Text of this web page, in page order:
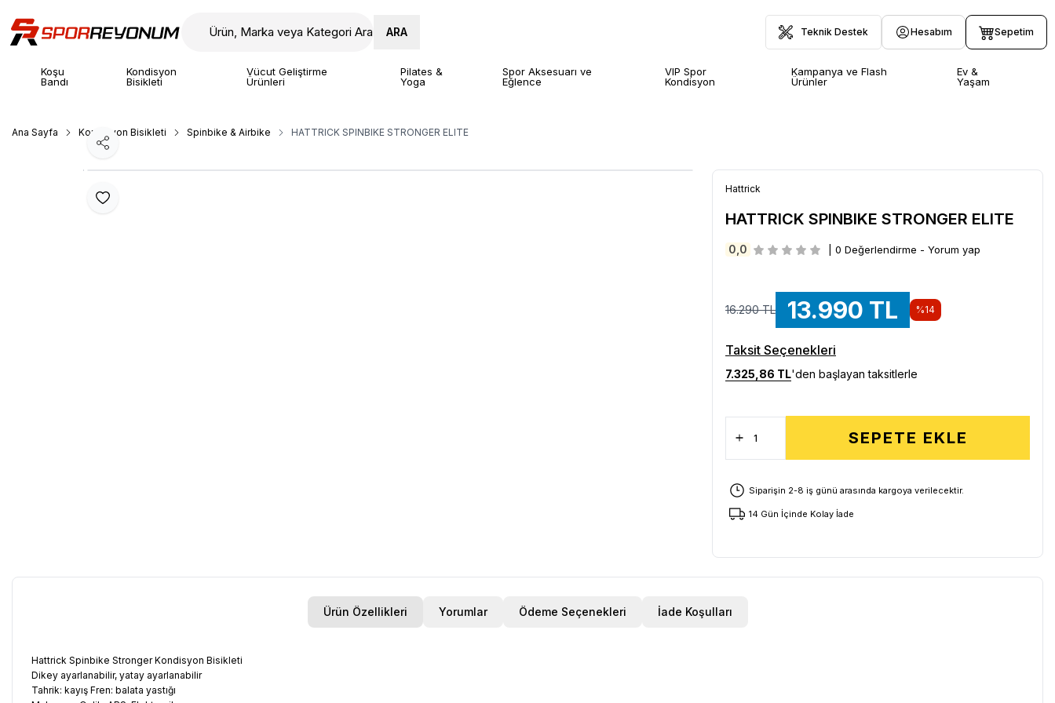
ARA Teknik Destek Hesabım Sepetim
Koşu
Bandı
Kondisyon
Bisikleti
Vücut Geliştirme
Ürünleri
Pilates &
Yoga
Spor Aksesuarı ve
Eğlence
VIP Spor
Kondisyon
Kampanya ve Flash
Ürünler
Ev &
Yaşam
Ana Sayfa Kondisyon Bisikleti Spinbike & Airbike HATTRICK SPINBIKE STRONGER ELITE
Favoriye Ekle
Paylaş
Hattrick
HATTRICK SPINBIKE STRONGER ELITE
0,0 | 0 Değerlendirme - Yorum yap
16.290TL 13.990 TL %14
Taksit Seçenekleri
7.325,86 TL'den başlayan taksitlerle
SEPETE EKLE
Siparişin 2-8 iş günü arasında kargoya verilecektir.
14 Gün İçinde Kolay İade
Ürün Özellikleri Yorumlar Ödeme Seçenekleri İade Koşulları
Hattrick Spinbike Stronger Kondisyon Bisikleti
Dikey ayarlanabilir, yatay ayarlanabilir
Tahrik: kayış Fren: balata yastığı